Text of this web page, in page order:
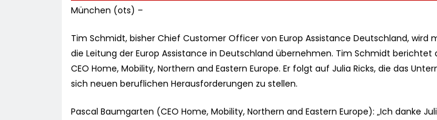
München (ots) –
Tim Schmidt, bisher Chief Customer Officer von Europ Assistance Deutschland, wird
die Leitung der Europ Assistance in Deutschland übernehmen. Tim Schmidt berichtet
CEO Home, Mobility, Northern and Eastern Europe. Er folgt auf Julia Ricks, die das
sich neuen beruflichen Herausforderungen zu stellen.
Pascal Baumgarten (CEO Home, Mobility, Northern and Eastern Europe): „Ich danke